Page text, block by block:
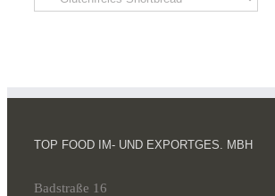
TOP FOOD IM- UND EXPORTGES. MBH
Badstraße 16